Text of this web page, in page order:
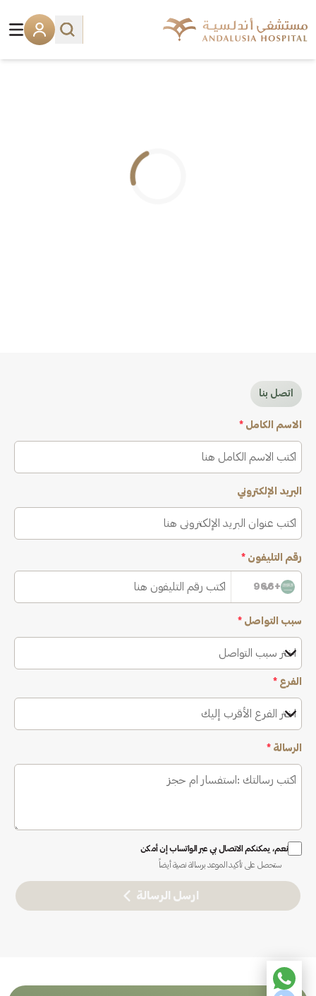
اتصل بنا
الاسم الكامل *
البريد الإلكتروني
رقم التليفون *
+966
سبب التواصل *
اختر سبب التواصل
الفرع *
اختر الفرع الأقرب إليك
الرسالة *
نعم، يمكنكم الاتصال بي عبر الواتساب إن أمكن
ستحصل على تأكيد الموعد برسالة نصية أيضاً
ارسل الرسالة